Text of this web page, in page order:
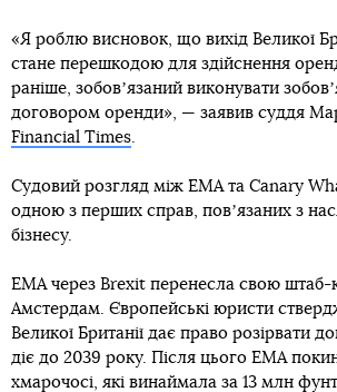
«Я роблю висновок, що вихід Великої
стане перешкодою для здійснення
раніше, зобовʼязаний виконувати
договором оренди», — заявив суддя
Financial Times.
Судовий розгляд між EMA та Canary
одною з перших справ, повʼязаних з
бізнесу.
EMA через Brexit перенесла свою штаб-
Амстердам. Європейські юристи
Великої Британії дає право розірвати
діє до 2039 року. Після цього EMA
хмарочосі, які винаймала за 13 млн